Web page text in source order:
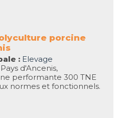
porcine
: Elevage
Pays d'Ancenis,
performante 300 TNE
normes et fonctionnels.